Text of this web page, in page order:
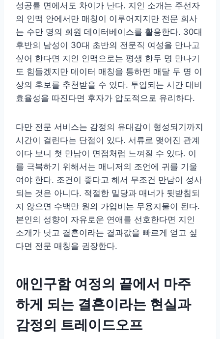
성공률 면에서도 차이가 난다. 지인 소개는 주선자
의 인맥 안에서만 매칭이 이루어지지만 전문 회사
는 수만 명의 회원 데이터베이스를 활용한다. 30대
후반의 남성이 30대 초반의 전문직 여성을 만나고
싶어 한다면 지인 인맥으로는 평생 한두 명 만나기
도 힘들겠지만 데이터 매칭을 통하면 매달 두 명 이
상의 후보를 추천받을 수 있다. 투입되는 시간 대비
효율성을 따진다면 후자가 압도적으로 유리하다.
다만 전문 서비스는 감정의 유대감이 형성되기까지
시간이 걸린다는 단점이 있다. 서류로 맺어진 관계
이다 보니 첫 만남이 면접처럼 느껴질 수 있다. 이
를 극복하기 위해서는 매니저의 조언에 귀를 기울
여야 한다. 조건이 좋다고 해서 무조건 만남이 성사
되는 것은 아니다. 적절한 밀당과 매너가 뒷받침되
지 않으면 수백만 원의 가입비는 무용지물이 된다.
본인의 성향이 자유로운 연애를 선호한다면 지인
소개가 낫고 결혼이라는 결과값을 빠르게 얻고 싶
다면 전문 매칭을 권장한다.
애인구함 여정의 끝에서 마주
하게 되는 결혼이라는 현실과
감정의 트레이드오프